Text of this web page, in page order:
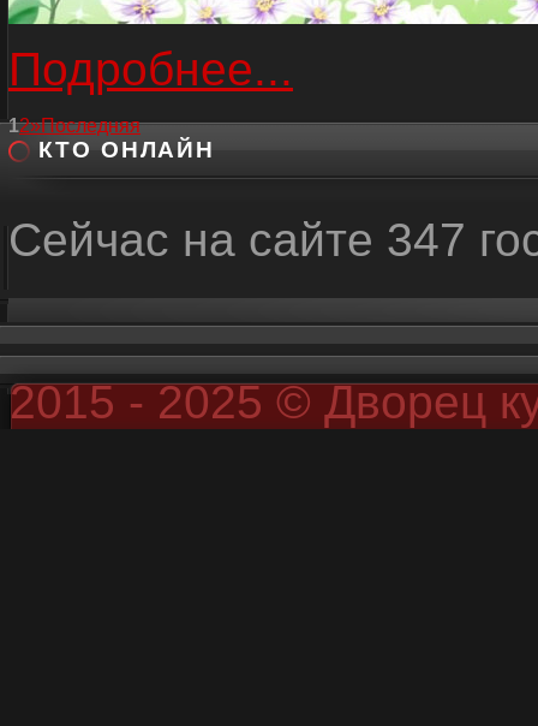
Подробнее...
12»Последняя
КТО ОНЛАЙН
Сейчас на сайте 347
2015 - 2025 © Дворец